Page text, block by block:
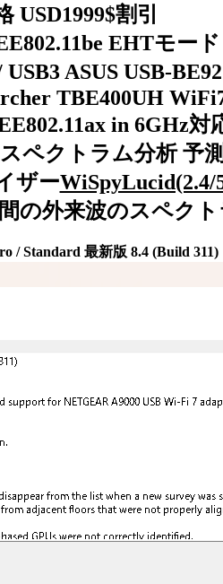
USD1999$割引
EHTモード
ASUS USB-
TBE400UH
in 6GHz対
ペクトラム分析 予
ザーWiSpyLucid(2.4/
の外来波のスペク
/ Standard 最新版 8.4 (Build 311)